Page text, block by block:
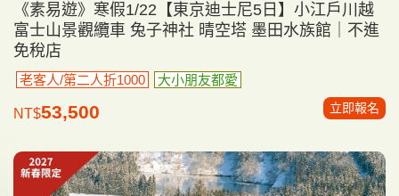
《素易遊》寒假1/22【東京迪士尼5日】小江戶川越
富士山景觀纜車 兔子神社 晴空塔 墨田水族館｜不進
免稅店
老客人/第二人折1000 大小朋友都愛
NT$53,500 立即報名